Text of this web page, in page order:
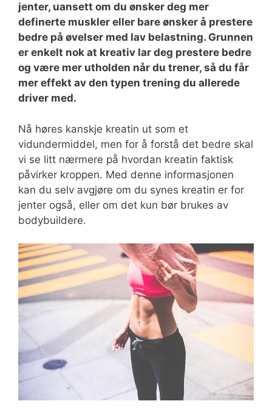
jenter, uansett om du ønsker deg mer
definerte muskler eller bare ønsker å prestere
bedre på øvelser med lav belastning. Grunnen
er enkelt nok at kreativ lar deg prestere bedre
og være mer utholden når du trener, så du får
mer effekt av den typen trening du allerede
driver med.
Nå høres kanskje kreatin ut som et
vidundermiddel, men for å forstå det bedre skal
vi se litt nærmere på hvordan kreatin faktisk
påvirker kroppen. Med denne informasjonen
kan du selv avgjøre om du synes kreatin er for
jenter også, eller om det kun bør brukes av
bodybuildere.